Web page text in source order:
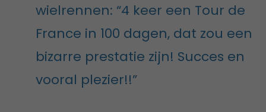
wielrennen: “4 keer een Tour de
France in 100 dagen, dat zou een
bizarre prestatie zijn! Succes en
vooral plezier!!”